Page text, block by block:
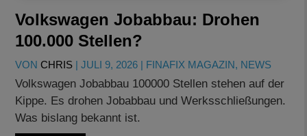
Volkswagen Jobabbau: Drohen
100.000 Stellen?
VONCHRIS |JULI 9, 2026 | FINAFIX MAGAZIN, NEWS
Volkswagen Jobabbau 100000 Stellen stehen auf der
Kippe. Es drohen Jobabbau und Werksschließungen.
Was bislang bekannt ist.